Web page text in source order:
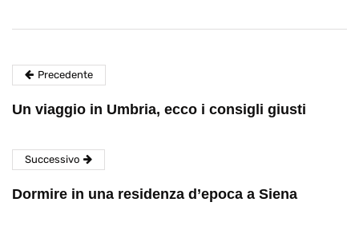
Precedente
Un viaggio in Umbria, ecco i consigli giusti
Successivo
Dormire in una residenza d’epoca a Siena